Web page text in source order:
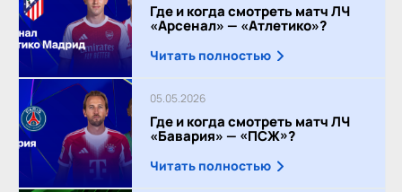
Где и когда смотреть матч ЛЧ
«Арсенал» — «Атлетико»?
Читать полностью
05.05.2026
Где и когда смотреть матч ЛЧ
«Бавария» — «ПСЖ»?
Читать полностью